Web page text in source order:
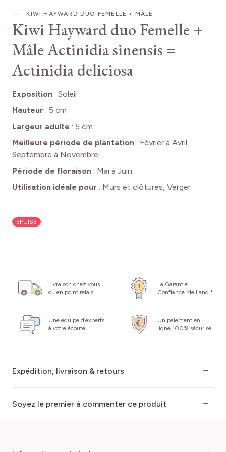
KIWI HAYWARD DUO FEMELLE + MÂLE
Kiwi Hayward duo Femelle +
MâleActinidia sinensis =
Actinidia deliciosa
Exposition : Soleil
Hauteur : 5 cm
Largeur adulte : 5 cm
Meilleure période de plantation : Février à Avril,
Septembre à Novembre
Période de floraison : Mai à Juin
Utilisation idéale pour : Murs et clôtures, Verger
ÉPUISÉ
Livraison chez vous
ou en point relais
La Garantie
Confiance Meilland *
Une équipe d’experts
à votre écoute
Un paiement en
ligne 100% sécurisé
Expédition, livraison & retours
Soyez le premier à commenter ce produit